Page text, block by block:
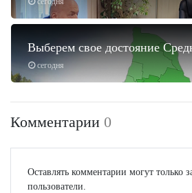
сегодня
Выберем свое достояние
Комментарии 0
Оставлять комментарии могут только
пользователи.